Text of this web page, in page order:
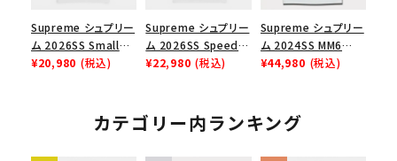
Supreme シュプリー
ム 2026SS Small
Box Tee スモールボ
¥20,980 (税込)
Supreme シュプリー
ム 2026SS Speed
Tee スピードTシャツ
¥22,980 (税込)
Supreme シュプリー
ム 2024SS MM6
Maison Margiela
クスロゴTシャツ ホ
ワイト 白
¥44,980 (税込)
カテゴリー内ランキング